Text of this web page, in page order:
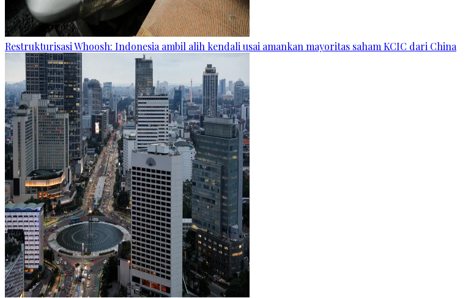
Restrukturisasi Whoosh: Indonesia ambil alih kendali usai amankan mayoritas saham KCIC dari China